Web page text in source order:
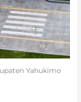
Yahukimo